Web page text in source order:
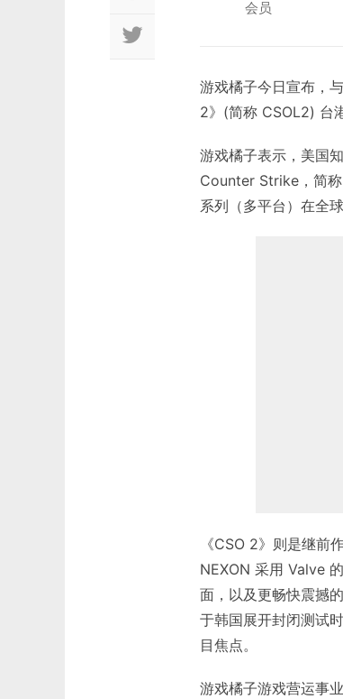
会员
游戏橘子今日宣布，
2》(简称 CSOL2) 台
游戏橘子表示，美国
Counter Strike，简称
系列（多平台）在全
《CSO 2》则是继前
NEXON 采用 Valve
面，以及更畅快震撼
于韩国展开封闭测试
目焦点。
游戏橘子游戏营运事